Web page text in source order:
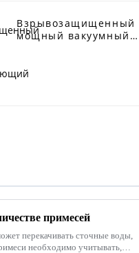
Взрывозащищенный
мощный вакуумный
примесей
перекачивать сточные воды,
необходимо учитывать,